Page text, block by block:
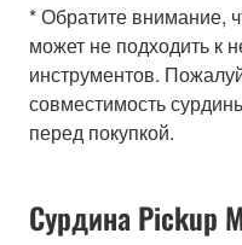
* Обратите внимание,
может не подходить к
инструментов.
совместимость
перед покупкой.
Сурдина Pickup